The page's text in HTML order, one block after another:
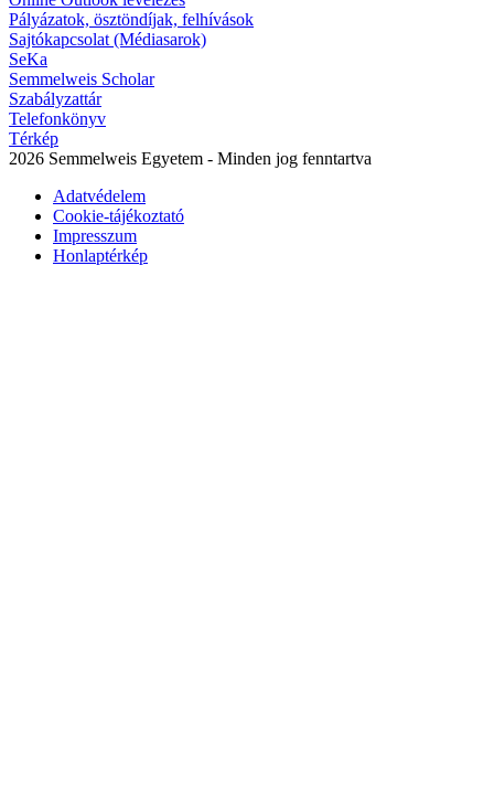
Pályázatok, ösztöndíjak, felhívások
Sajtókapcsolat (Médiasarok)
SeKa
Semmelweis Scholar
Szabályzattár
Telefonkönyv
Térkép
2026 Semmelweis Egyetem - Minden jog fenntartva
Adatvédelem
Cookie-tájékoztató
Impresszum
Honlaptérkép